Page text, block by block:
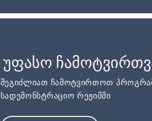
უფასო
შეგიძლიათ ჩამოტვირთოთ
სადემონსტრაციო რეჟიმში